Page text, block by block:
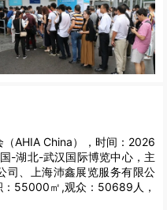
AHIA China），时间：2026
-湖北-武汉国际博览中心，主
司、上海沛鑫展览服务有限公
：55000㎡,观众：50689人，